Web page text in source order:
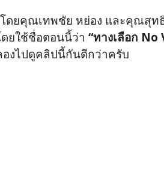
ดยคุณเทพชัย หย่อง และคุณสุ
ยใช้ชื่อตอนนี้ว่า “ทางเลือก
องไปดูคลิปนี้กันดีกว่าครับ